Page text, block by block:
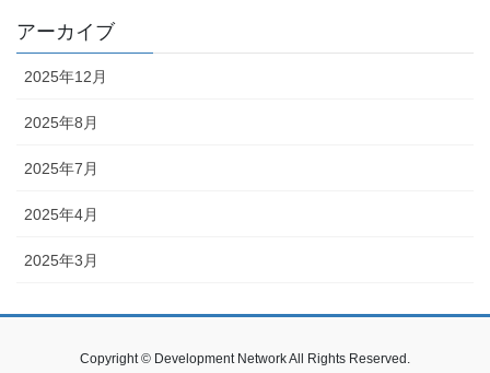
アーカイブ
2025年12月
2025年8月
2025年7月
2025年4月
2025年3月
Copyright © Development Network All Rights Reserved.